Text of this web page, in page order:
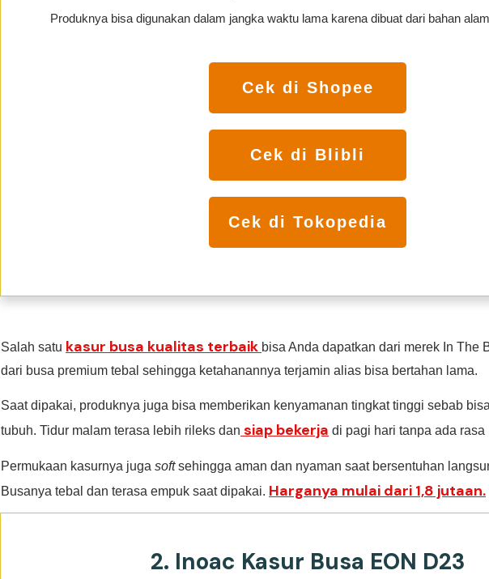
Produknya bisa digunakan dalam jangka waktu lama karena dibuat dari bahan
Cek di Shopee
Cek di Blibli
Cek di Tokopedia
Salah satu kasur busa kualitas terbaik bisa Anda dapatkan dari merek In The
dari busa premium tebal sehingga ketahanannya terjamin alias bisa bertahan lama.
Saat dipakai, produknya juga bisa memberikan kenyamanan tingkat tinggi sebab
tubuh. Tidur malam terasa lebih rileks dan siap bekerja di pagi hari tanpa ada rasa
Permukaan kasurnya juga softsehingga aman dan nyaman saat bersentuhan
Busanya tebal dan terasa empuk saat dipakai. Harganya mulai dari 1,8 jutaan.
2. Inoac Kasur Busa EON D23